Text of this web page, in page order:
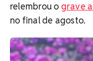
relembrou o grave
no final de agosto.